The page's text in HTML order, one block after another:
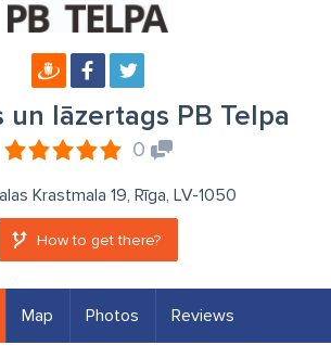
un lāzertags PB Telpa
0
Krastmala 19, Rīga, LV-1050
How to get there?
Map Photos Reviews